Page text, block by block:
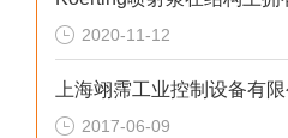
2020-11-12
2017-06-09